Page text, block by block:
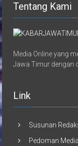
Tentang Kami
Media Online yang
Jawa Timur dengan
Link
Susunan
Pedoman